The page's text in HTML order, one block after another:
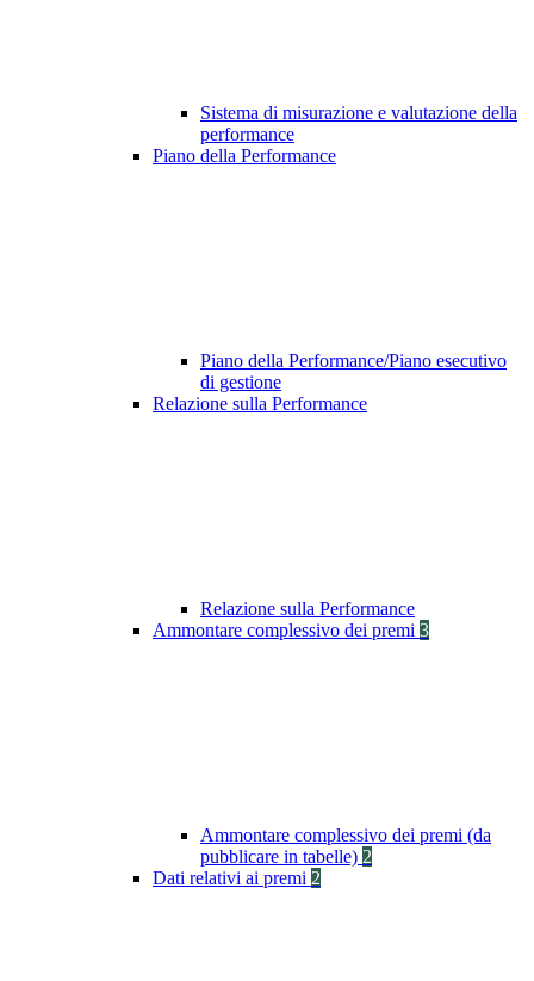
Sistema di misurazione e valutazione della
performance
Piano della Performance
Piano della Performance/Piano esecutivo
di gestione
Relazione sulla Performance
Relazione sulla Performance
Ammontare complessivo dei premi 3
Ammontare complessivo dei premi (da
pubblicare in tabelle) 2
Dati relativi ai premi 2